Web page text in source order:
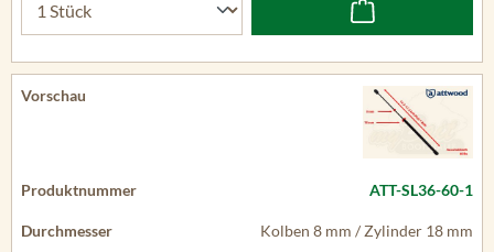
ATT-SL36-60-1
Kolben 8 mm / Zylinder 18 mm